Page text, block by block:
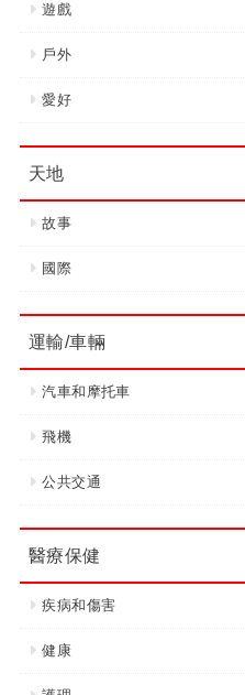
遊戲
戶外
愛好
天地
故事
國際
運輸/車輛
汽車和摩托車
飛機
公共交通
醫療保健
疾病和傷害
健康